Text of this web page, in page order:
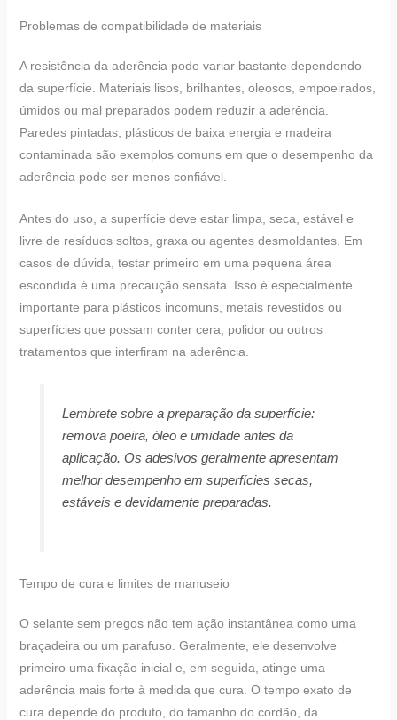
Problemas de compatibilidade de materiais
A resistência da aderência pode variar bastante dependendo
da superfície. Materiais lisos, brilhantes, oleosos, empoeirados,
úmidos ou mal preparados podem reduzir a aderência.
Paredes pintadas, plásticos de baixa energia e madeira
contaminada são exemplos comuns em que o desempenho da
aderência pode ser menos confiável.
Antes do uso, a superfície deve estar limpa, seca, estável e
livre de resíduos soltos, graxa ou agentes desmoldantes. Em
casos de dúvida, testar primeiro em uma pequena área
escondida é uma precaução sensata. Isso é especialmente
importante para plásticos incomuns, metais revestidos ou
superfícies que possam conter cera, polidor ou outros
tratamentos que interfiram na aderência.
Lembrete sobre a preparação da superfície:
remova poeira, óleo e umidade antes da
aplicação. Os adesivos geralmente apresentam
melhor desempenho em superfícies secas,
estáveis e devidamente preparadas.
Tempo de cura e limites de manuseio
O selante sem pregos não tem ação instantânea como uma
braçadeira ou um parafuso. Geralmente, ele desenvolve
primeiro uma fixação inicial e, em seguida, atinge uma
aderência mais forte à medida que cura. O tempo exato de
cura depende do produto, do tamanho do cordão, da